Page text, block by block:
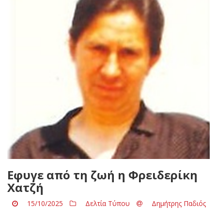
Eφυγε από τη ζωή η Φρειδερίκη
Χατζή
15/10/2025 Δελτία Τύπου Δημήτρης Παδιός